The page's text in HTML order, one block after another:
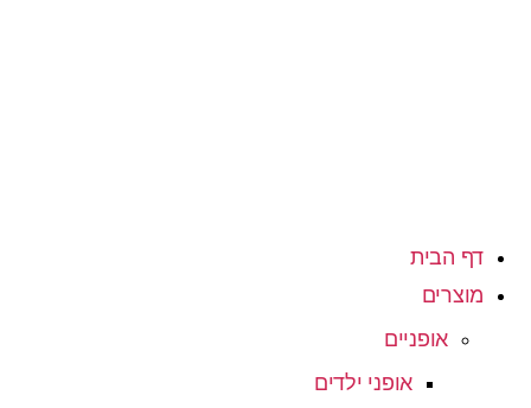
דף הבית
מוצרים
אופניים
אופני ילדים